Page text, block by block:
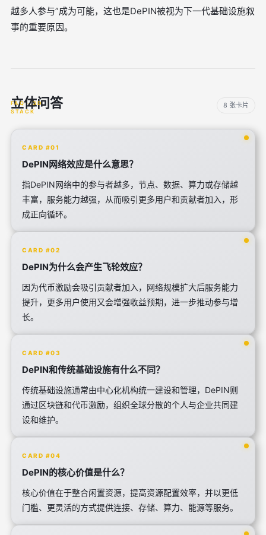
越多人参与”成为可能，这也是DePIN被视为下一代基础设施叙
事的重要原因。
立体问答 8 张卡片
CARD #01
DePIN网络效应是什么意思？
指DePIN网络中的参与者越多，节点、数据、算力或存储越
丰富，服务能力越强，从而吸引更多用户和贡献者加入，形
成正向循环。
CARD #02
DePIN为什么会产生飞轮效应？
因为代币激励会吸引贡献者加入，网络规模扩大后服务能力
提升，更多用户使用又会增强收益预期，进一步推动参与增
长。
CARD #03
DePIN和传统基础设施有什么不同？
传统基础设施通常由中心化机构统一建设和管理，DePIN则
通过区块链和代币激励，组织全球分散的个人与企业共同建
设和维护。
CARD #04
DePIN的核心价值是什么？
核心价值在于整合闲置资源，提高资源配置效率，并以更低
门槛、更灵活的方式提供连接、存储、算力、能源等服务。